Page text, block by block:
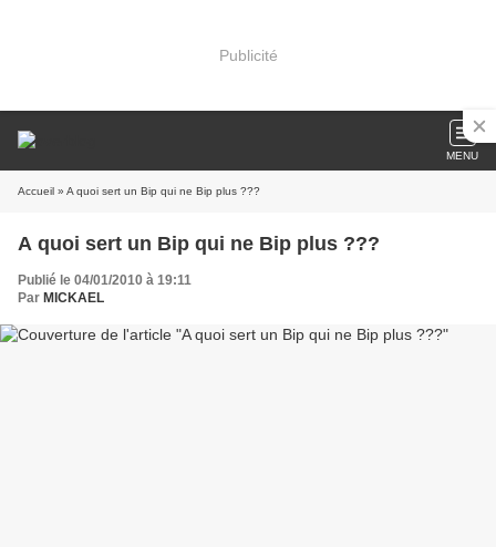
Publicité
MENU
Accueil » A quoi sert un Bip qui ne Bip plus ???
A quoi sert un Bip qui ne Bip plus ???
Publié le 04/01/2010 à 19:11
Par MICKAEL